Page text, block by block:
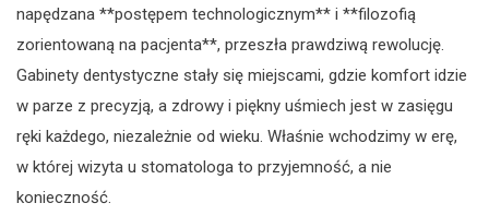
napędzana **postępem technologicznym** i **filozofią
zorientowaną na pacjenta**, przeszła prawdziwą rewolucję.
Gabinety dentystyczne stały się miejscami, gdzie komfort idzie
w parze z precyzją, a zdrowy i piękny uśmiech jest w zasięgu
ręki każdego, niezależnie od wieku. Właśnie wchodzimy w erę,
w której wizyta u stomatologa to przyjemność, a nie
konieczność.